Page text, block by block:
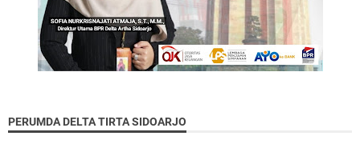
PERUMDA DELTA TIRTA SIDOARJO